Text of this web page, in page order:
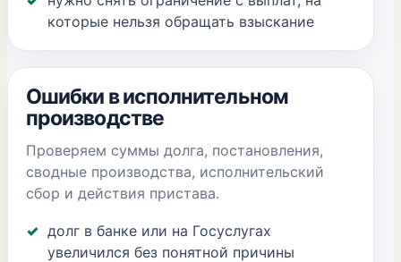
которые нельзя обращать взыскание
Ошибки в исполнительном
производстве
Проверяем суммы долга, постановления,
сводные производства, исполнительский
сбор и действия пристава.
долг в банке или на Госуслугах
увеличился без понятной причины